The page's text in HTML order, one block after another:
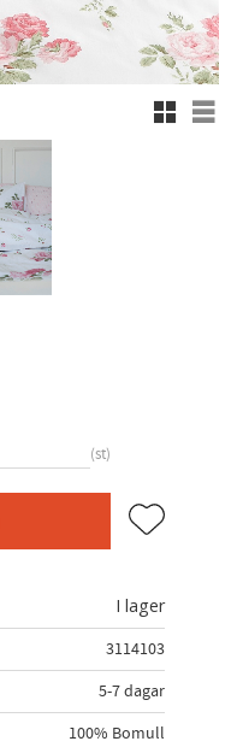
st
Lägg till i
I lager
3114103
5-7 dagar
100% Bomull